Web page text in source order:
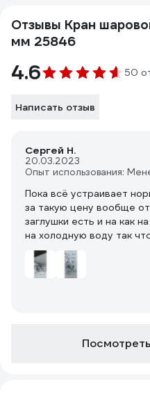
Отзывы Кран
мм 25846
4.6 50
Написать отзыв
Сергей Н.
20.03.2023
Опыт использования:
Пока всё устраивает
за такую цену вообще
заглушки есть и на как
на холодную воду так
советую